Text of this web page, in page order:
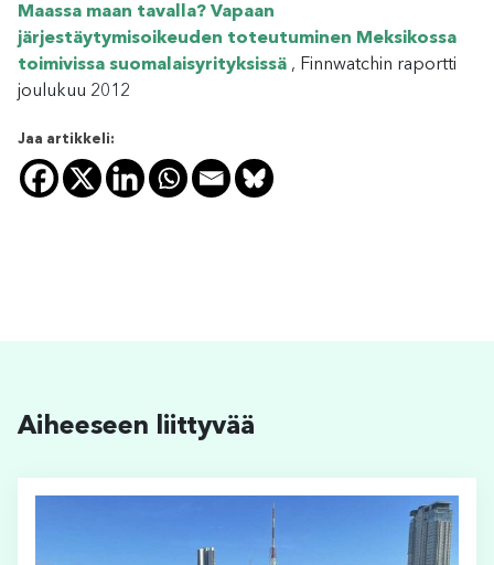
Maassa maan tavalla? Vapaan
järjestäytymisoikeuden toteutuminen Meksikossa
toimivissa suomalaisyrityksissä , Finnwatchin raportti
joulukuu 2012
Jaa artikkeli:
Aiheeseen liittyvää